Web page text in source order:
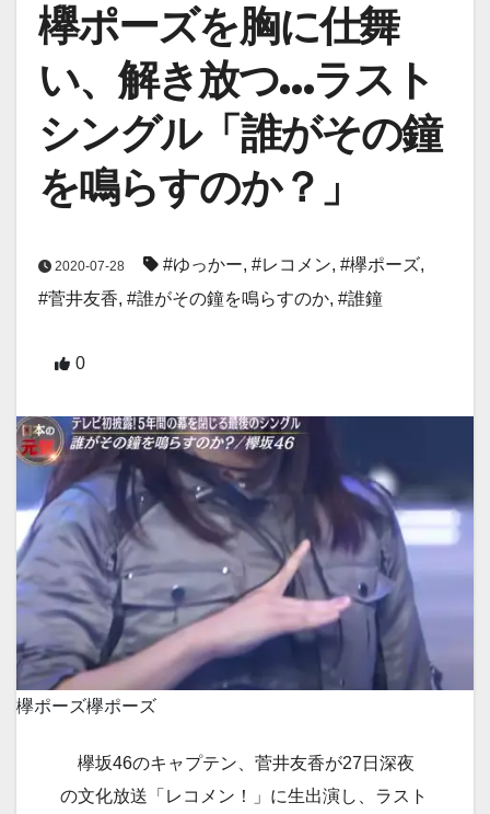
欅ポーズを胸に仕舞
い、解き放つ…ラスト
シングル「誰がその鐘
を鳴らすのか？」
2020-07-28 #ゆっかー, #レコメン, #欅ポーズ,
#菅井友香, #誰がその鐘を鳴らすのか, #誰鐘
0
欅ポーズ欅ポーズ
欅坂46のキャプテン、菅井友香が27日深夜
の文化放送「レコメン！」に生出演し、ラスト